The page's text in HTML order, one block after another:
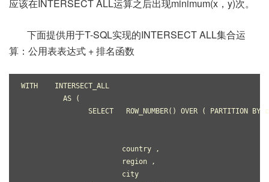
应该在INTERSECT ALL运算之后出现minimum(x，y)次。
下面提供用于T-SQL实现的INTERSECT ALL集合运
算：公用表表达式 + 排名函数
WITH    INTERSECT_ALL
          AS (
SELECT   ROW_NUMBER() OVER ( PARTITION BY
                        country ,
                        region ,
                        city